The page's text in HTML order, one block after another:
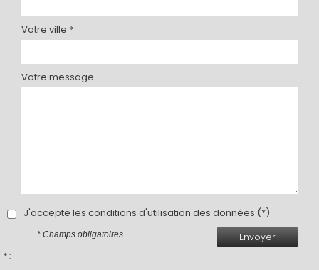
Votre ville *
Votre message
J'accepte les conditions d'utilisation des données (*)
Envoyer
* Champs obligatoires
* :